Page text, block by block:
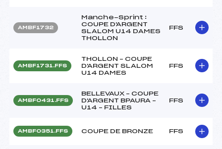
AMBF1732
Manche-Sprint :
COUPE D'ARGENT
SLALOM U14 DAMES
THOLLON
FFS
AMBF1731.FFS
THOLLON – COUPE
D'ARGENT SLALOM
U14 DAMES
FFS
AMBF0431.FFS
BELLEVAUX – COUPE
D'ARGENT BPAURA –
U14 – FILLES
FFS
AMBF0351.FFS COUPE DE BRONZE FFS